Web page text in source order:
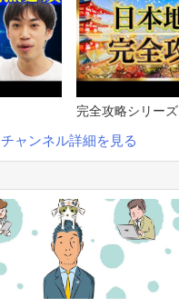
完全攻略シリーズ
チャンネル詳細を見る